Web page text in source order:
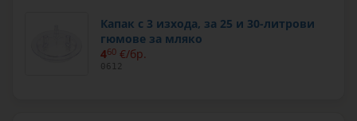
Капак с 3 изхода, за 25 и 30-литрови
гюмове за мляко
460 €/бр.
0612